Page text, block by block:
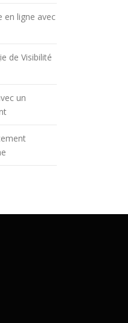
en ligne avec
de Visibilité
un